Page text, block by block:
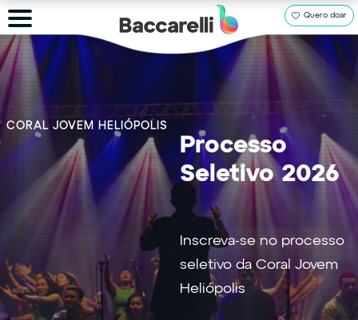
Quero doar
CORAL JOVEM HELIÓPOLIS
Processo
Seletivo 2026
Inscreva-se no processo
seletivo da Coral Jovem
Heliópolis